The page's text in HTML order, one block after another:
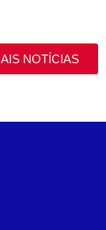
NOTÍCIAS